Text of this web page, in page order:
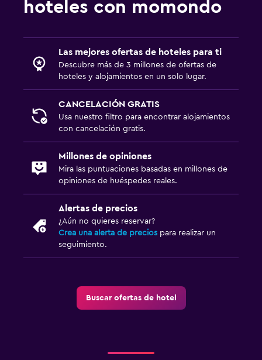
hoteles con momondo
Las mejores ofertas de hoteles para ti
Descubre más de 3 millones de ofertas de
hoteles y alojamientos en un solo lugar.
CANCELACIÓN GRATIS
Usa nuestro filtro para encontrar alojamientos
con cancelación gratis.
Millones de opiniones
Mira las puntuaciones basadas en millones de
opiniones de huéspedes reales.
Alertas de precios
¿Aún no quieres reservar?
Crea una alerta de precios para realizar un
seguimiento.
Buscar ofertas de hotel